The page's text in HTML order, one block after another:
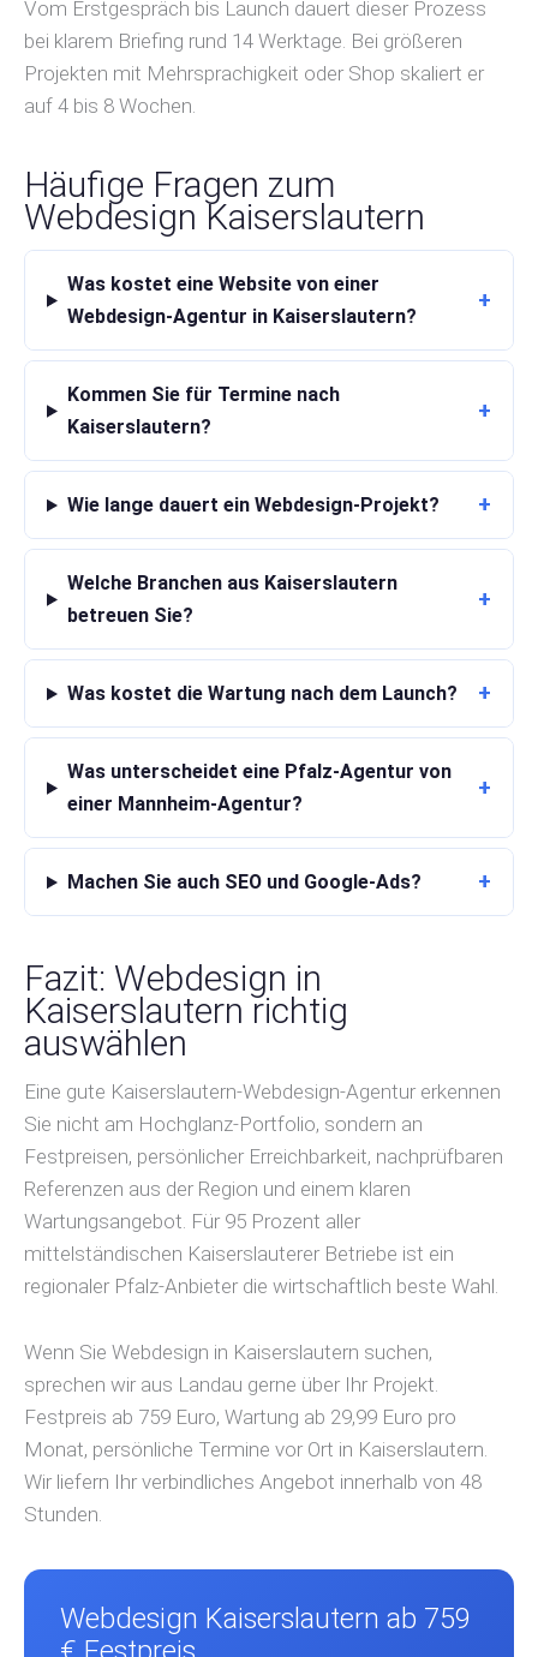
Vom Erstgespräch bis Launch dauert dieser Prozess
bei klarem Briefing rund 14 Werktage. Bei größeren
Projekten mit Mehrsprachigkeit oder Shop skaliert er
auf 4 bis 8 Wochen.
Häufige Fragen zum
Webdesign Kaiserslautern
Was kostet eine Website von einer
Webdesign-Agentur in Kaiserslautern?
+
Kommen Sie für Termine nach
Kaiserslautern?
+
Wie lange dauert ein Webdesign-Projekt? +
Welche Branchen aus Kaiserslautern
betreuen Sie?
+
Was kostet die Wartung nach dem Launch? +
Was unterscheidet eine Pfalz-Agentur von
einer Mannheim-Agentur?
+
Machen Sie auch SEO und Google-Ads? +
Fazit: Webdesign in
Kaiserslautern richtig
auswählen
Eine gute Kaiserslautern-Webdesign-Agentur erkennen
Sie nicht am Hochglanz-Portfolio, sondern an
Festpreisen, persönlicher Erreichbarkeit, nachprüfbaren
Referenzen aus der Region und einem klaren
Wartungsangebot. Für 95 Prozent aller
mittelständischen Kaiserslauterer Betriebe ist ein
regionaler Pfalz-Anbieter die wirtschaftlich beste Wahl.
Wenn Sie Webdesign in Kaiserslautern suchen,
sprechen wir aus Landau gerne über Ihr Projekt.
Festpreis ab 759 Euro, Wartung ab 29,99 Euro pro
Monat, persönliche Termine vor Ort in Kaiserslautern.
Wir liefern Ihr verbindliches Angebot innerhalb von 48
Stunden.
Webdesign Kaiserslautern ab 759